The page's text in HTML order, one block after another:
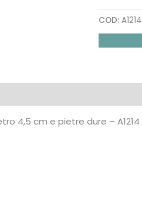
COD: A1214
4,5 cm e pietre dure – A1214